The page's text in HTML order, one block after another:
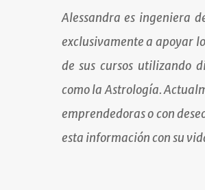
Alessandra es ingeniera
exclusivamente a apoyar
de sus cursos utilizando
como la Astrología.
emprendedoras o con
esta información con su